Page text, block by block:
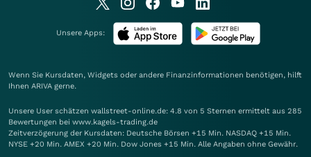
Unsere Apps:
Wenn Sie Kursdaten, Widgets oder andere Finanzinformationen benötigen, hilft
Ihnen ARIVA gerne.
Unsere User schätzen wallstreet-online.de: 4.8 von 5 Sternen ermittelt aus 285
Bewertungen bei www.kagels-trading.de
Zeitverzögerung der Kursdaten: Deutsche Börsen +15 Min. NASDAQ +15 Min.
NYSE +20 Min. AMEX +20 Min. Dow Jones +15 Min. Alle Angaben ohne Gewähr.